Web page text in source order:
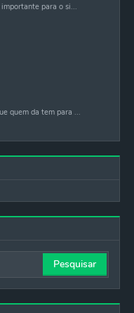
para o si...
quem da tem para ...